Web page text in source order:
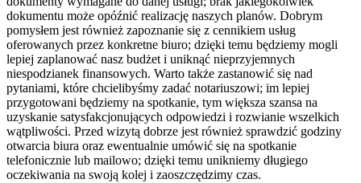
dokumentu może opóźnić realizację naszych planów. Dobrym
pomysłem jest również zapoznanie się z cennikiem usług
oferowanych przez konkretne biuro; dzięki temu będziemy mogli
lepiej zaplanować nasz budżet i uniknąć nieprzyjemnych
niespodzianek finansowych. Warto także zastanowić się nad
pytaniami, które chcielibyśmy zadać notariuszowi; im lepiej
przygotowani będziemy na spotkanie, tym większa szansa na
uzyskanie satysfakcjonujących odpowiedzi i rozwianie wszelkich
wątpliwości. Przed wizytą dobrze jest również sprawdzić godziny
otwarcia biura oraz ewentualnie umówić się na spotkanie
telefonicznie lub mailowo; dzięki temu unikniemy długiego
oczekiwania na swoją kolej i zaoszczędzimy czas.